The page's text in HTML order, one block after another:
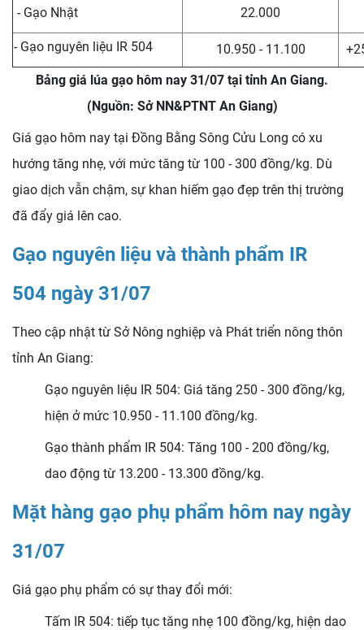
- Gạo Nhật 22.000
- Gạo nguyên liệu IR 504 10.950 - 11.100
Bảng giá lúa gạo hôm nay 31/07 tại tỉnh An Giang.
(Nguồn: Sở NN&PTNT An Giang)
Giá gạo hôm nay tại Đồng Bằng Sông Cửu Long có xu
hướng tăng nhẹ, với mức tăng từ 100 - 300 đồng/kg. Dù
giao dịch vẫn chậm, sự khan hiếm gạo đẹp trên thị trường
đã đẩy giá lên cao.
Gạo nguyên liệu và thành phẩm IR
504 ngày 31/07
Theo cập nhật từ Sở Nông nghiệp và Phát triển nông thôn
tỉnh An Giang:
Gạo nguyên liệu IR 504: Giá tăng 250 - 300 đồng/kg,
hiện ở mức 10.950 - 11.100 đồng/kg.
Gạo thành phẩm IR 504: Tăng 100 - 200 đồng/kg,
dao động từ 13.200 - 13.300 đồng/kg.
Mặt hàng gạo phụ phẩm hôm nay ngày
31/07
Giá gạo phụ phẩm có sự thay đổi mới:
Tấm IR 504: tiếp tục tăng nhẹ 100 đồng/kg, hiện dao